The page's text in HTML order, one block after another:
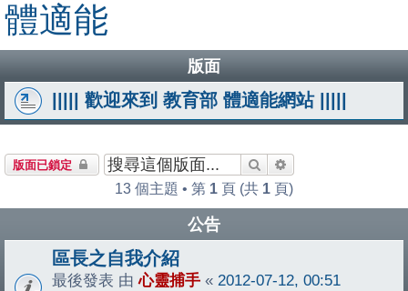
體適能
版面
||||| 歡迎來到 教育部 體適能網站 |||||
版面已鎖定 搜尋
13 個主題 • 第 1 頁 (共 1 頁)
公告
區長之自我介紹
最後發表 由心靈捕手 « 2012-07-12, 00:51